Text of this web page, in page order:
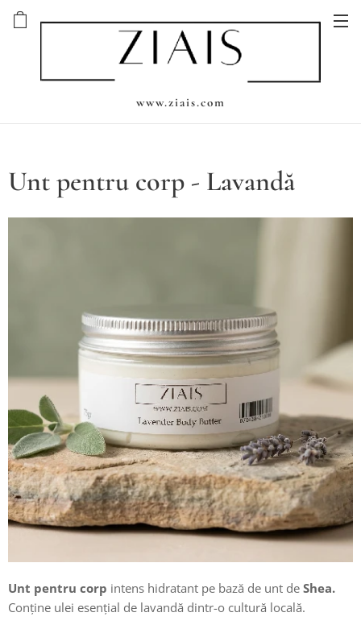
www.ziais.com
Unt pentru corp - Lavandă
Unt pentru corp intens hidratant pe bază de unt de Shea.
Conține ulei esențial de lavandă dintr-o cultură locală.